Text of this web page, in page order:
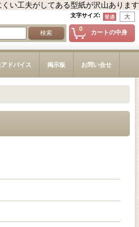
い工夫がしてある型紙が沢山あります
文字サイズ:
0 カートの中身
ドバイス 掲示板 お問い合せ